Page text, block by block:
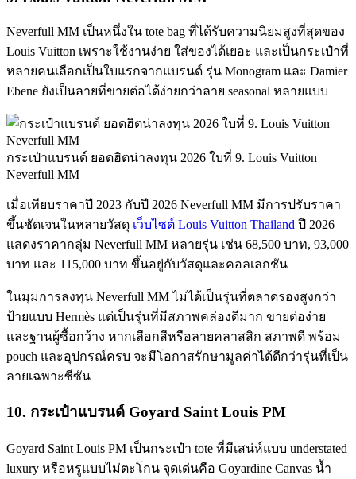
Neverfull MM เป็นหนึ่งใน tote bag ที่ได้รับความนิยมสูงที่สุดของ
Louis Vuitton เพราะใช้งานง่าย ใส่ของได้เยอะ และเป็นกระเป๋าที่
หลายคนเลือกเป็นใบแรกจากแบรนด์ รุ่น Monogram และ Damier
Ebene ยังเป็นลายที่ขายต่อได้ง่ายกว่าลาย seasonal หลายแบบ
กระเป๋าแบรนด์ ยอดฮิตน่าลงทุน 2026 ใบที่ 9. Louis Vuitton
Neverfull MM
เมื่อเทียบราคาปี 2023 กับปี 2026 Neverfull MM มีการปรับราคา
ขึ้นชัดเจนในหลายวัสดุ เว็บไซต์ Louis Vuitton Thailand ปี 2026
แสดงราคากลุ่ม Neverfull MM หลายรุ่น เช่น 68,500 บาท, 93,000
บาท และ 115,000 บาท ขึ้นอยู่กับวัสดุและคอลเลกชัน
ในมุมการลงทุน Neverfull MM ไม่ได้เป็นรุ่นที่ตลาดรองสูงกว่า
ป้ายแบบ Hermès แต่เป็นรุ่นที่มีสภาพคล่องดีมาก ขายต่อง่าย
และฐานผู้ซื้อกว้าง หากเลือกสีหรือลายคลาสสิก สภาพดี พร้อม
pouch และอุปกรณ์ครบ จะมีโอกาสรักษามูลค่าได้ดีกว่ารุ่นที่เป็น
ลายเฉพาะซีซัน
10. กระเป๋าแบรนด์ Goyard Saint Louis PM
Goyard Saint Louis PM เป็นกระเป๋า tote ที่มีเสน่ห์แบบ understated
luxury หรือหรูแบบไม่ตะโกน จุดเด่นคือ Goyardine Canvas น้ำ